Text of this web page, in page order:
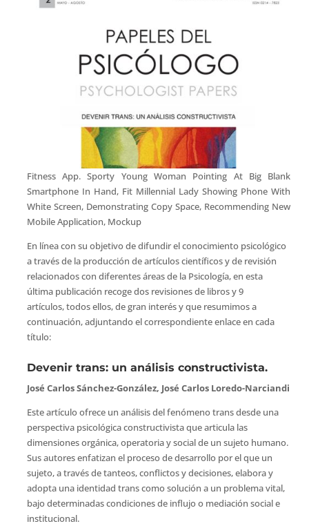
Fitness App. Sporty Young Woman Pointing At Big Blank
Smartphone In Hand, Fit Millennial Lady Showing Phone With
White Screen, Demonstrating Copy Space, Recommending New
Mobile Application, Mockup
En línea con su objetivo de difundir el conocimiento psicológico
a través de la producción de artículos científicos y de revisión
relacionados con diferentes áreas de la Psicología, en esta
última publicación recoge dos revisiones de libros y 9
artículos, todos ellos, de gran interés y que resumimos a
continuación, adjuntando el correspondiente enlace en cada
título:
Devenir trans: un análisis constructivista.
José Carlos Sánchez-González, José Carlos Loredo-Narciandi
Este artículo ofrece un análisis del fenómeno trans desde una
perspectiva psicológica constructivista que articula las
dimensiones orgánica, operatoria y social de un sujeto humano.
Sus autores enfatizan el proceso de desarrollo por el que un
sujeto, a través de tanteos, conflictos y decisiones, elabora y
adopta una identidad trans como solución a un problema vital,
bajo determinadas condiciones de influjo o mediación social e
institucional.